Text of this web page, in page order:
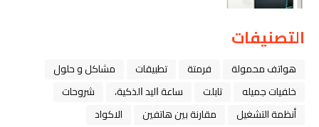
التصنيفات
هواتف محمولة فرمتة تطبيقات
مشاكل و حلول
خلفيات جميله
تابلت ﺳﺎﻋﺔ ﺍﻟﻴﺪ ﺍﻟﺬﻛﻴﺔ،
شروحات
أنظمة التشغيل
مقارنة بين هاتفين
الاكواد